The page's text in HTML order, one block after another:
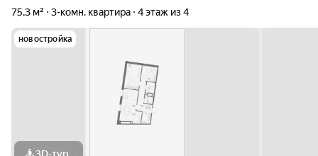
75,3 м²
3-комн. квартира 4 этаж из 4
новостройка